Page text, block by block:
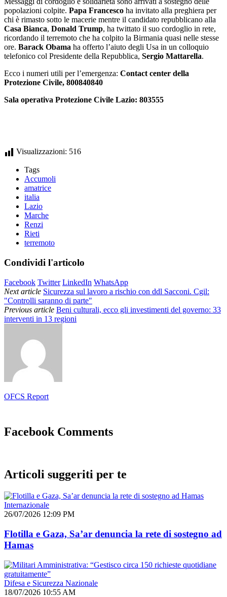
popolazioni colpite. Papa Francesco ha invitato alla preghiera per
chi è rimasto sotto le macerie mentre il candidato repubblicano alla
Casa Bianca, Donald Trump, ha twittato il suo cordoglio in rete,
ricordando il terremoto che ha colpito la Birmania quasi nelle stesse
ore. Barack Obama ha offerto l’aiuto degli Usa in un colloquio
telefonico col Presidente della Repubblica, Sergio Mattarella.
Ecco i numeri utili per l’emergenza: Contact center della
Protezione Civile, 800840840
Sala operativa Protezione Civile Lazio: 803555
Visualizzazioni: 516
Tags
Accumoli
amatrice
italia
Lazio
Marche
Renzi
Rieti
terremoto
Condividi l'articolo
Facebook Twitter LinkedIn WhatsApp
Next article Sicurezza sul lavoro a rischio con ddl Sacconi. Cgil:
"Controlli saranno di parte"
Previous article Beni culturali, ecco gli investimenti del governo: 33
interventi in 13 regioni
OFCS Report
Facebook Comments
Articoli suggeriti per te
Internazionale
26/07/2026 12:09 PM
Flotilla e Gaza, Sa’ar denuncia la rete di sostegno ad
Hamas
Difesa e Sicurezza Nazionale
18/07/2026 10:55 AM